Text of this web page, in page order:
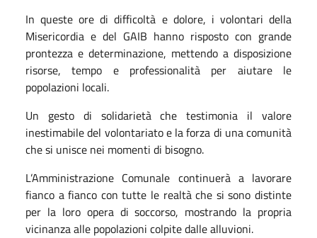
In queste ore di difficoltà e dolore, i volontari della
Misericordia e del GAIB hanno risposto con grande
prontezza e determinazione, mettendo a disposizione
risorse, tempo e professionalità per aiutare le
popolazioni locali.
Un gesto di solidarietà che testimonia il valore
inestimabile del volontariato e la forza di una comunità
che si unisce nei momenti di bisogno.
L’Amministrazione Comunale continuerà a lavorare
fianco a fianco con tutte le realtà che si sono distinte
per la loro opera di soccorso, mostrando la propria
vicinanza alle popolazioni colpite dalle alluvioni.